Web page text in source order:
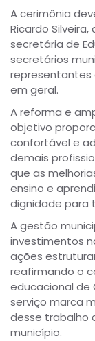
A cerimônia
Ricardo
secretária de
secretários
representantes
em geral.
A reforma e
objetivo
confortável e
demais
que as
ensino e
dignidade para
A gestão
investimentos
ações
reafirmando o
educacional de
serviço marca
desse trabalho
município.